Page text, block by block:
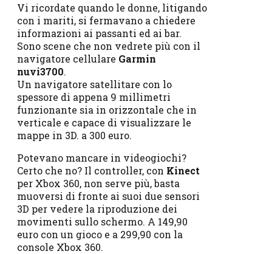
Vi ricordate quando le donne, litigando
con i mariti, si fermavano a chiedere
informazioni ai passanti ed ai bar.
Sono scene che non vedrete più con il
navigatore cellulare Garmin
nuvi3700.
Un navigatore satellitare con lo
spessore di appena 9 millimetri
funzionante sia in orizzontale che in
verticale e capace di visualizzare le
mappe in 3D. a 300 euro.
Potevano mancare in videogiochi?
Certo che no? Il controller, con Kinect
per Xbox 360, non serve più, basta
muoversi di fronte ai suoi due sensori
3D per vedere la riproduzione dei
movimenti sullo schermo. A 149,90
euro con un gioco e a 299,90 con la
console Xbox 360.